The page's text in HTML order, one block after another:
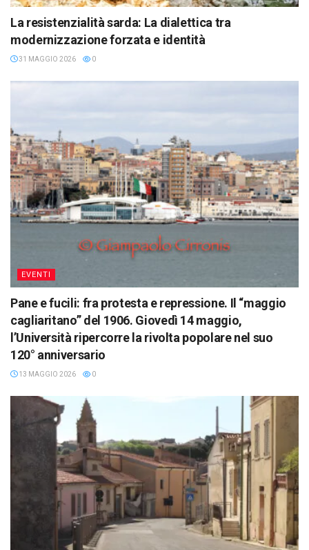
La resistenzialità sarda: La dialettica tra
modernizzazione forzata e identità
31 MAGGIO 2026 0
EVENTI
Pane e fucili: fra protesta e repressione. Il “maggio
cagliaritano” del 1906. Giovedì 14 maggio,
l’Università ripercorre la rivolta popolare nel suo
120° anniversario
13 MAGGIO 2026 0